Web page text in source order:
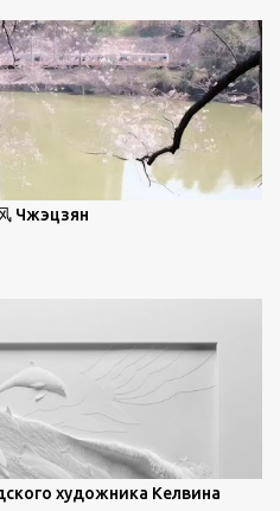
картины художника,
в себе классическую
современной жизни. В
его картин предлагают
который усиливается его
освещения". Для
страницу –
Чжэцзян
художника Келвина